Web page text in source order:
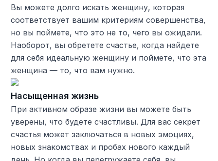
Вы можете долго искать женщину, которая
соответствует вашим критериям совершенства,
но вы поймете, что это не то, чего вы ожидали.
Наоборот, вы обретете счастье, когда найдете
для себя идеальную женщину и поймете, что эта
женщина — то, что вам нужно.
Насыщенная жизнь
При активном образе жизни вы можете быть
уверены, что будете счастливы. Для вас секрет
счастья может заключаться в новых эмоциях,
новых знакомствах и пробах нового каждый